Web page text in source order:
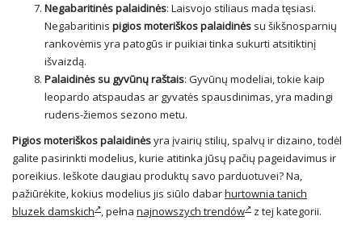
Negabaritinės palaidinės: Laisvojo stiliaus mada tęsiasi.
Negabaritinis pigios moteriškos palaidinės su šikšnosparnių
rankovėmis yra patogūs ir puikiai tinka sukurti atsitiktinį
išvaizdą.
Palaidinės su gyvūnų raštais: Gyvūnų modeliai, tokie kaip
leopardo atspaudas ar gyvatės spausdinimas, yra madingi
rudens-žiemos sezono metu.
Pigios moteriškos palaidinėsyra įvairių stilių, spalvų ir dizaino, todėl
galite pasirinkti modelius, kurie atitinka jūsų pačių pageidavimus ir
poreikius. Ieškote daugiau produktų savo parduotuvei? Na,
pažiūrėkite, kokius modelius jis siūlo dabarhurtownia tanich
bluzek damskich , pełna najnowszych trendów z tej kategorii.